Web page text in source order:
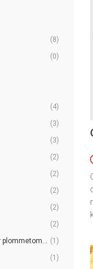
(8)
(0)
(4)
(3)
(3)
(2)
(2)
(2)
(2)
(2)
(1)
(1)